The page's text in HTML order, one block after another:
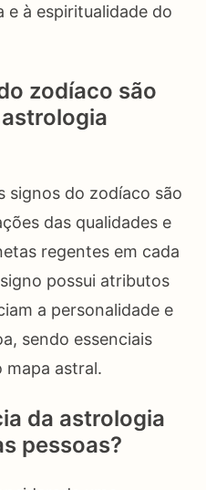
e à espiritualidade do
zodíaco são
signos do zodíaco são
das qualidades e
regentes em cada
possui atributos
a personalidade e
sendo essenciais
mapa astral.
da astrologia
pessoas?